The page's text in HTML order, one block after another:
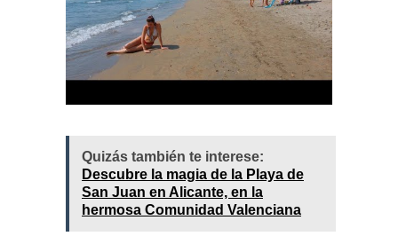
Quizás también te interese:
Descubre la magia de la Playa de
San Juan en Alicante, en la
hermosa Comunidad Valenciana